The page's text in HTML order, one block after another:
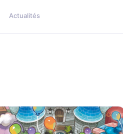
Actualités